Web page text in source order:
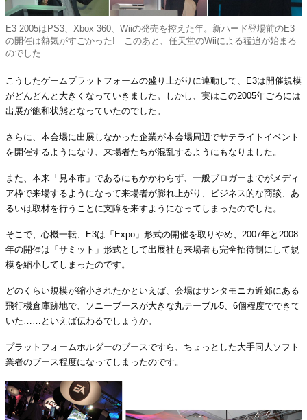
E3 2005はPS3、Xbox 360、Wiiの発売を控えた年。新ハード登場前のE3
の開催は熱気がすごかった! このあと、任天堂のWiiによる猛追が始まる
のでした
こうしたゲームプラットフォームの盛り上がりに連動して、E3は開催規模
がどんどんと大きくなっていきました。しかし、実はこの2005年ごろには
出展が飽和状態となっていたのでした。
さらに、本会場に出展しなかった企業が本会場周辺でサテライトイベント
を開催するようになり、来場者たちが混乱するようにもなりました。
また、本来「見本市」であるにもかかわらず、一般ブロガーまでがメディ
ア枠で来場するようになって来場者が膨れ上がり、ビジネス的な商談、あ
るいは取材を行うことに支障を来すようになってしまったのでした。
そこで、心機一転、E3は「Expo」形式の開催を取りやめ、2007年と2008
年の開催は「サミット」形式として出展社も来場者も完全招待制にして規
模を縮小してしまったのです。
どのくらい規模が縮小されたかといえば、会場はサンタモニカ近郊にある
飛行機倉庫跡地で、ソニーブースが大きな丸テーブル5、6個程度でできて
いた……といえば伝わるでしょうか。
プラットフォームホルダーのブースですら、ちょっとした大手同人ソフト
業者のブース程度になってしまったのです。